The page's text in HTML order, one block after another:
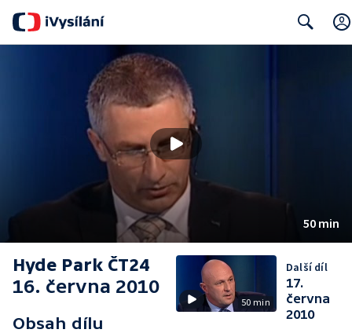
50 min
Hyde Park ČT24
16. června 2010
Obsah dílu
50 min
Další díl
17.
června
2010